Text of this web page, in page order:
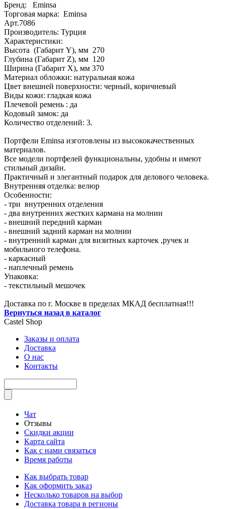
Бренд: Eminsa
Торговая марка: Eminsa
Арт.7086
Производитель: Турция
Характеристики:
Высота (Габарит Y), мм 270
Глубина (Габарит Z), мм 120
Ширина (Габарит X), мм 370
Материал обложки: натуральная кожа
Цвет внешней поверхности: черный, коричневый
Виды кожи: гладкая кожа
Плечевой ремень : да
Кодовый замок: да
Количество отделений: 3.
Портфели Eminsa изготовлены из высококачественных
материалов.
Все модели портфелей функциональны, удобны и имеют
стильный дизайн.
Практичный и элегантный подарок для делового человека.
Внутренняя отделка: велюр
Особенности:
- три внутренних отделения
- два внутренних жестких кармана на молнии
- внешний передний карман
- внешний задний карман на молнии
- внутренний карман для визитных карточек ,ручек и
мобильного телефона.
- каркасный
- наплечный ремень
Упаковка:
- текстильный мешочек
Доставка по г. Москве в пределах МКАД бесплатная!!!
Вернуться назад в каталог
Castel Shop
Заказы и оплата
Доставка
О нас
Контакты
Чат
Отзывы
Скидки акции
Карта сайта
Как с нами связаться
Время работы
Как выбрать товар
Как оформить заказ
Несколько товаров на выбор
Доставка товара в регионы